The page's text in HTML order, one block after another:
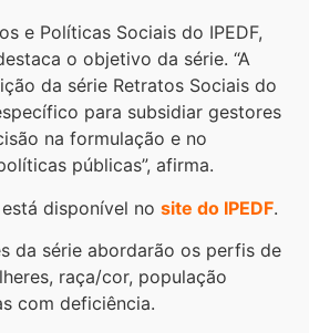
e Políticas Sociais do IPEDF,
o objetivo da série. “A
da série Retratos Sociais do
para subsidiar gestores
na formulação e no
públicas”, afirma.
disponível no site do IPEDF.
da série abordarão os perfis de
raça/cor, população
com deficiência.